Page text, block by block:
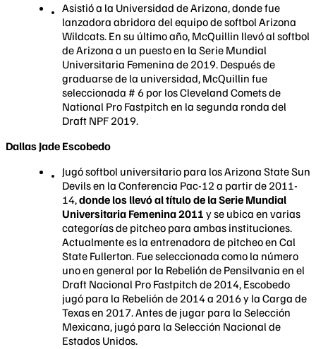
Asistió a la Universidad de Arizona, donde fue
lanzadora abridora del equipo de softbol Arizona
Wildcats. En su último año, McQuillin llevó al softbol
de Arizona a un puesto en la Serie Mundial
Universitaria Femenina de 2019. Después de
graduarse de la universidad, McQuillin fue
seleccionada # 6 por los Cleveland Comets de
National Pro Fastpitch en la segunda ronda del
Draft NPF 2019.
Dallas Jade Escobedo
Jugó softbol universitario para los Arizona State Sun
Devils en la Conferencia Pac-12 a partir de 2011-
14,donde los llevó al título de la Serie Mundial
Universitaria Femenina 2011 y se ubica en varias
categorías de pitcheo para ambas instituciones.
Actualmente es la entrenadora de pitcheo en Cal
State Fullerton. Fue seleccionada como la número
uno en general por la Rebelión de Pensilvania en el
Draft Nacional Pro Fastpitch de 2014, Escobedo
jugó para la Rebelión de 2014 a 2016 y la Carga de
Texas en 2017. Antes de jugar para la Selección
Mexicana, jugó para la Selección Nacional de
Estados Unidos.